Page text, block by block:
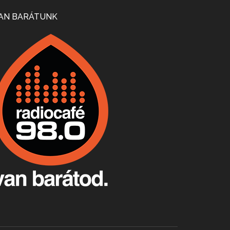
Apr 24, 2026 • 00:38:10
Villány, kékfrankos, Jackfall
Apr 17, 2026 • 00:35:38
Apr 9, 2026 • 00:37:17
BARÁTUNK